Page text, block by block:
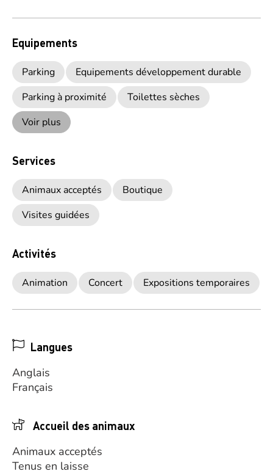
Equipements
Parking
Equipements développement durable
Parking à proximité
Toilettes sèches
Voir plus
Services
Animaux acceptés
Boutique
Visites guidées
Activités
Animation Concert Expositions temporaires
Langues
Anglais
Français
Accueil des animaux
Animaux acceptés
Tenus en laisse